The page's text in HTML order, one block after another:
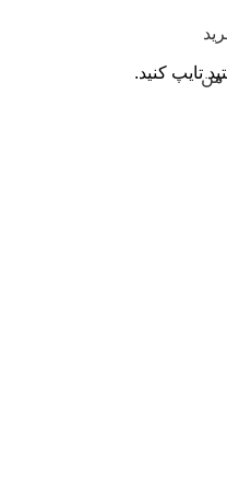
تایپ کنید.من